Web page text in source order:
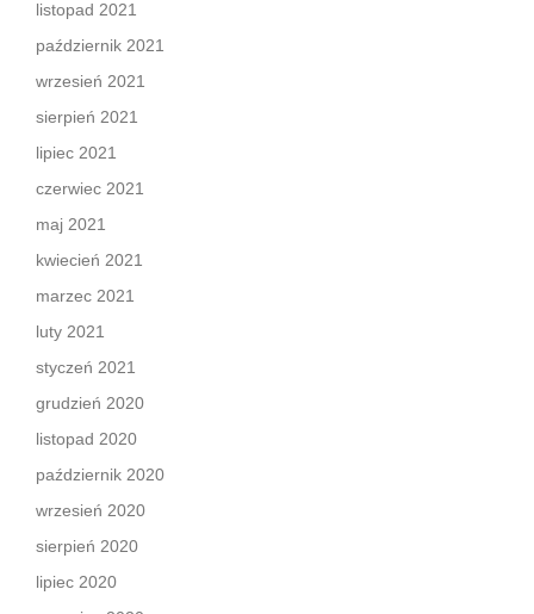
listopad 2021
październik 2021
wrzesień 2021
sierpień 2021
lipiec 2021
czerwiec 2021
maj 2021
kwiecień 2021
marzec 2021
luty 2021
styczeń 2021
grudzień 2020
listopad 2020
październik 2020
wrzesień 2020
sierpień 2020
lipiec 2020